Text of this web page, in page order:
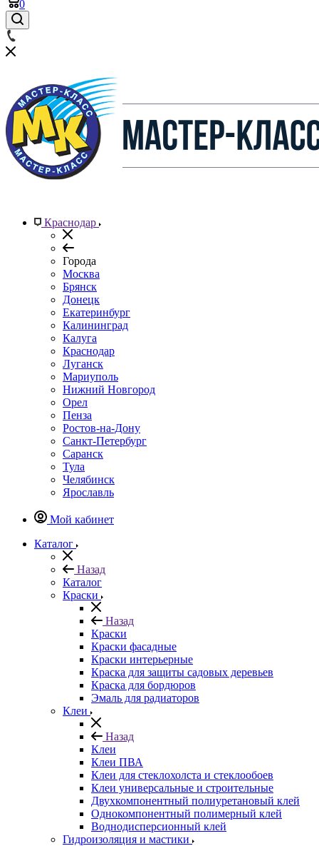
0
Краснодар
Города
Москва
Брянск
Донецк
Екатеринбург
Калининград
Калуга
Краснодар
Луганск
Мариуполь
Нижний Новгород
Орел
Пенза
Ростов-на-Дону
Санкт-Петербург
Саранск
Тула
Челябинск
Ярославль
Мой кабинет
Каталог
Назад
Каталог
Краски
Назад
Краски
Краски фасадные
Краски интерьерные
Краска для защиты садовых деревьев
⁠Краска для бордюров
Эмаль для радиаторов
Клеи
Назад
Клеи
Клеи ПВА
Клеи для стеклохолста и стеклообоев
Клеи универсальные и строительные
Двухкомпонентный полиуретановый клей
Однокомпонентный полимерный клей
Воднодисперсионный клей
Гидроизоляция и мастики